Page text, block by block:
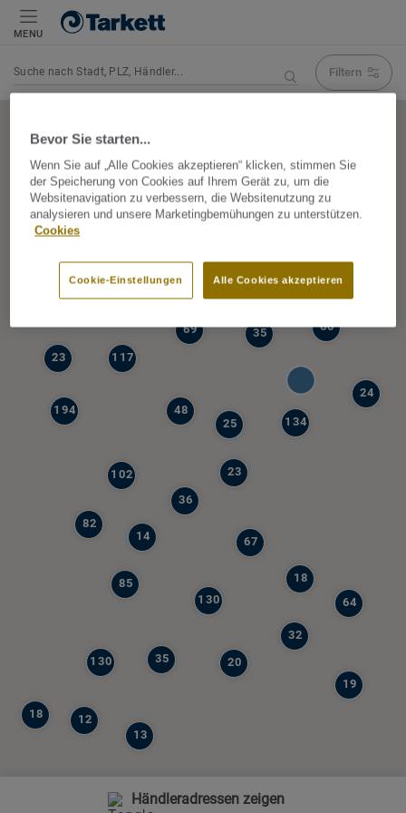
MENU
Filtern
85
194
77
117
130
39
64
67
82
36
130
69
134
23
35
35
102
19
23
48
14
60
12
18
32
13
20
24
25
18
Händleradressen zeigen
Bevor Sie starten...
Wenn Sie auf „Alle Cookies akzeptieren“ klicken, stimmen Sie
der Speicherung von Cookies auf Ihrem Gerät zu, um die
Websitenavigation zu verbessern, die Websitenutzung zu
analysieren und unsere Marketingbemühungen zu unterstützen.
Cookies
Alle Cookies akzeptieren
Cookie-Einstellungen